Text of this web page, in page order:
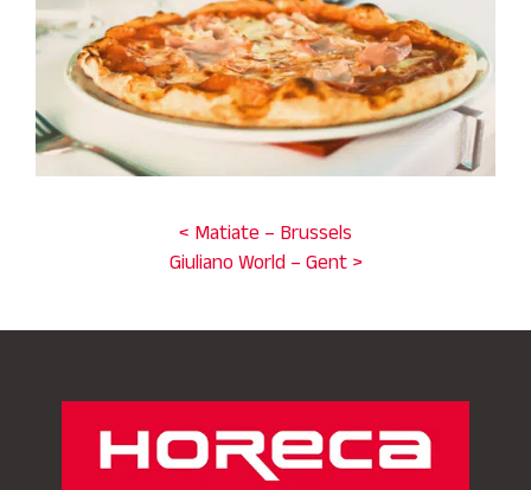
< Matiate – Brussels
Giuliano World – Gent >